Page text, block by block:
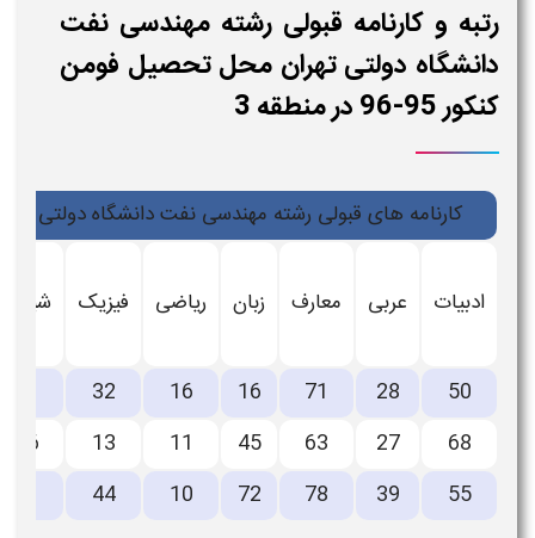
رتبه و کارنامه قبولی رشته مهندسی نفت
دانشگاه دولتی تهران محل تحصیل فومن
کنکور 95-96 در منطقه 3
کارنامه های قبولی رشته مهندسی نفت دانشگاه دولتی تهران کنکور 95-96
ادبیات عربی معارف زبان ریاضی فیزیک شیمی
50
28
71
16
16
32
68
27
63
45
11
13
36
55
39
78
72
10
44